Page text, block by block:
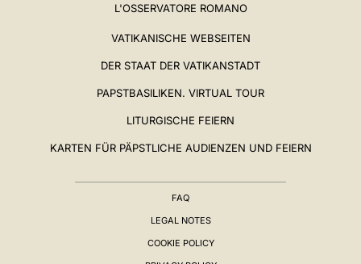
L'OSSERVATORE ROMANO
VATIKANISCHE WEBSEITEN
DER STAAT DER VATIKANSTADT
PAPSTBASILIKEN. VIRTUAL TOUR
LITURGISCHE FEIERN
KARTEN FÜR PÄPSTLICHE AUDIENZEN UND FEIERN
FAQ
LEGAL NOTES
COOKIE POLICY